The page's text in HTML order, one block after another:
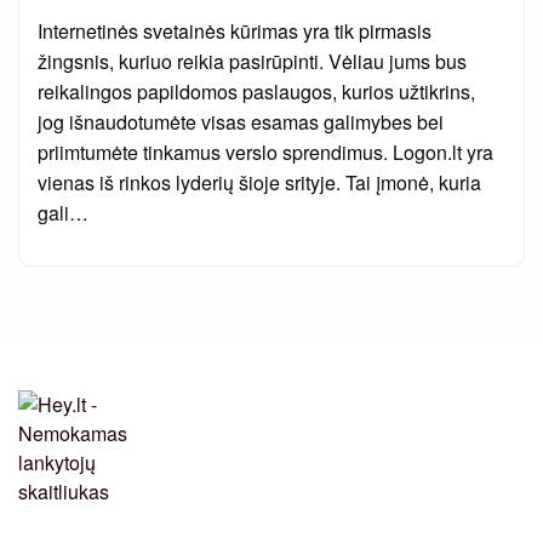
Internetinės svetainės kūrimas yra tik pirmasis
žingsnis, kuriuo reikia pasirūpinti. Vėliau jums bus
reikalingos papildomos paslaugos, kurios užtikrins,
jog išnaudotumėte visas esamas galimybes bei
priimtumėte tinkamus verslo sprendimus. Logon.lt yra
vienas iš rinkos lyderių šioje srityje. Tai įmonė, kuria
gali…